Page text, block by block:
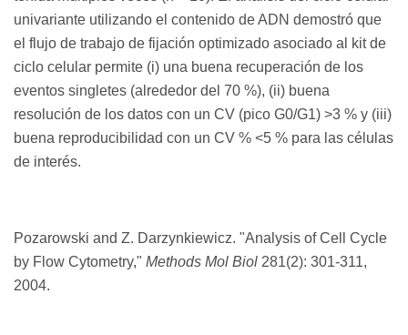
univariante utilizando el contenido de ADN demostró que
el flujo de trabajo de fijación optimizado asociado al kit de
ciclo celular permite (i) una buena recuperación de los
eventos singletes (alrededor del 70 %), (ii) buena
resolución de los datos con un CV (pico G0/G1) >3 % y (iii)
buena reproducibilidad con un CV % <5 % para las células
de interés.
Pozarowski and Z. Darzynkiewicz. "Analysis of Cell Cycle
by Flow Cytometry," Methods Mol Biol 281(2): 301-311,
2004.